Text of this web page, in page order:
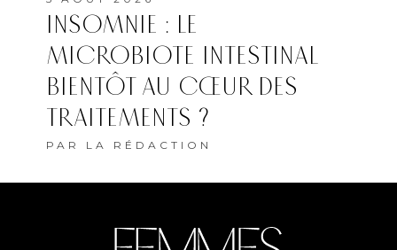
INSOMNIE : LE
MICROBIOTE INTESTINAL
BIENTÔT AU CŒUR DES
TRAITEMENTS ?
PAR LA RÉDACTION